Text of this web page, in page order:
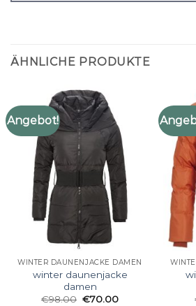
ÄHNLICHE PRODUKTE
Angebot!
WINTER DAUNENJACKE DAMEN
winter daunenjacke
damen
€98.00 €70.00